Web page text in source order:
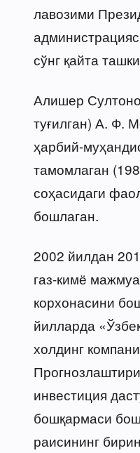
лавозими
сўнг қайта
Алишер
туғилган) А. Ф.
ҳарбий-
тамомлаган
соҳасидаги
бошлаган.
2002 йилдан
газ-кимё
корхонасини
йилларда
холдинг
инвестиция
бошқармаси
раисининг